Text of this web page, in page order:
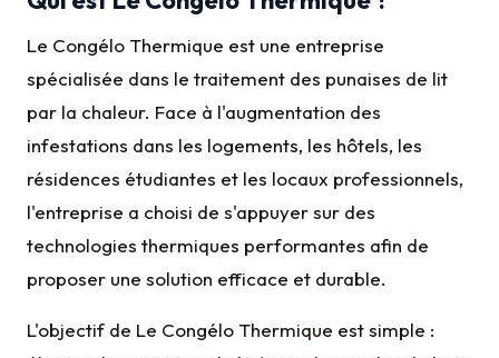
Le Congélo Thermique est une entreprise
spécialisée dans le traitement des punaises de lit
par la chaleur. Face à l'augmentation des
infestations dans les logements, les hôtels, les
résidences étudiantes et les locaux professionnels,
l'entreprise a choisi de s'appuyer sur des
technologies thermiques performantes afin de
proposer une solution efficace et durable.
L'objectif de Le Congélo Thermique est simple :